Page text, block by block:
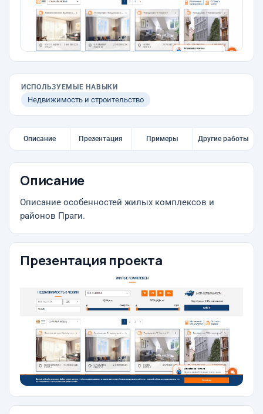
ИСПОЛЬЗУЕМЫЕ НАВЫКИ
Недвижимость и строительство
Описание Презентация Примеры Другие работы
Описание
Описание особенностей жилых комплексов и
районов Праги.
Презентация проекта